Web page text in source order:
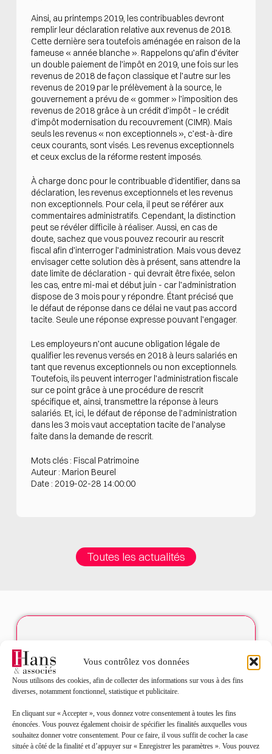
Vous contrôlez vos données
Nous utilisons des cookies, afin de collecter des informations sur vous à des fins
diverses, notamment fonctionnel, statistique et publicitaire.
En cliquant sur « Accepter », vous donnez votre consentement à toutes les fins
énoncées. Vous pouvez également choisir de spécifier les finalités auxquelles vous
souhaitez donner votre consentement. Pour ce faire, il vous suffit de cocher la case
située à côté de la finalité et d’appuyer sur « Enregistrer les paramètres ». Vous pouvez
Ainsi, au printemps 2019, les contribuables devront
remplir leur déclaration relative aux revenus de 2018.
Cette dernière sera toutefois aménagée en raison de la
fameuse « année blanche ». Rappelons qu’afin d’éviter
un double paiement de l’impôt en 2019, une fois sur les
revenus de 2018 de façon classique et l’autre sur les
revenus de 2019 par le prélèvement à la source, le
gouvernement a prévu de « gommer » l’imposition des
revenus de 2018 grâce à un crédit d’impôt – le crédit
d’impôt modernisation du recouvrement (CIMR). Mais
seuls les revenus « non exceptionnels », c’est-à-dire
ceux courants, sont visés. Les revenus exceptionnels
et ceux exclus de la réforme restent imposés.
À charge donc pour le contribuable d’identifier, dans sa
déclaration, les revenus exceptionnels et les revenus
non exceptionnels. Pour cela, il peut se référer aux
commentaires administratifs. Cependant, la distinction
peut se révéler difficile à réaliser. Aussi, en cas de
doute, sachez que vous pouvez recourir au rescrit
fiscal afin d’interroger l’administration. Mais vous devez
envisager cette solution dès à présent, sans attendre la
date limite de déclaration - qui devrait être fixée, selon
les cas, entre mi-mai et début juin - car l’administration
dispose de 3 mois pour y répondre. Étant précisé que
le défaut de réponse dans ce délai ne vaut pas accord
tacite. Seule une réponse expresse pouvant l’engager.
Les employeurs n’ont aucune obligation légale de
qualifier les revenus versés en 2018 à leurs salariés en
tant que revenus exceptionnels ou non exceptionnels.
Toutefois, ils peuvent interroger l’administration fiscale
sur ce point grâce à une procédure de rescrit
spécifique et, ainsi, transmettre la réponse à leurs
salariés. Et, ici, le défaut de réponse de l’administration
dans les 3 mois vaut acceptation tacite de l’analyse
faite dans la demande de rescrit.
Mots clés : Fiscal Patrimoine
Auteur : Marion Beurel
Date : 2019-02-28 14:00:00
Toutes les actualités
Nom*
Prénom*
Mail*